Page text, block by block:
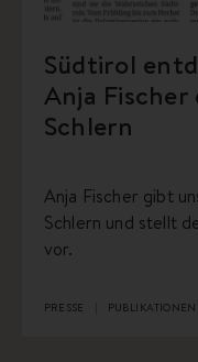
Südtirol
Anja
Schlern
Anja Fischer gibt
Schlern und stellt
vor.
PRESSE PUBLIKATIONEN